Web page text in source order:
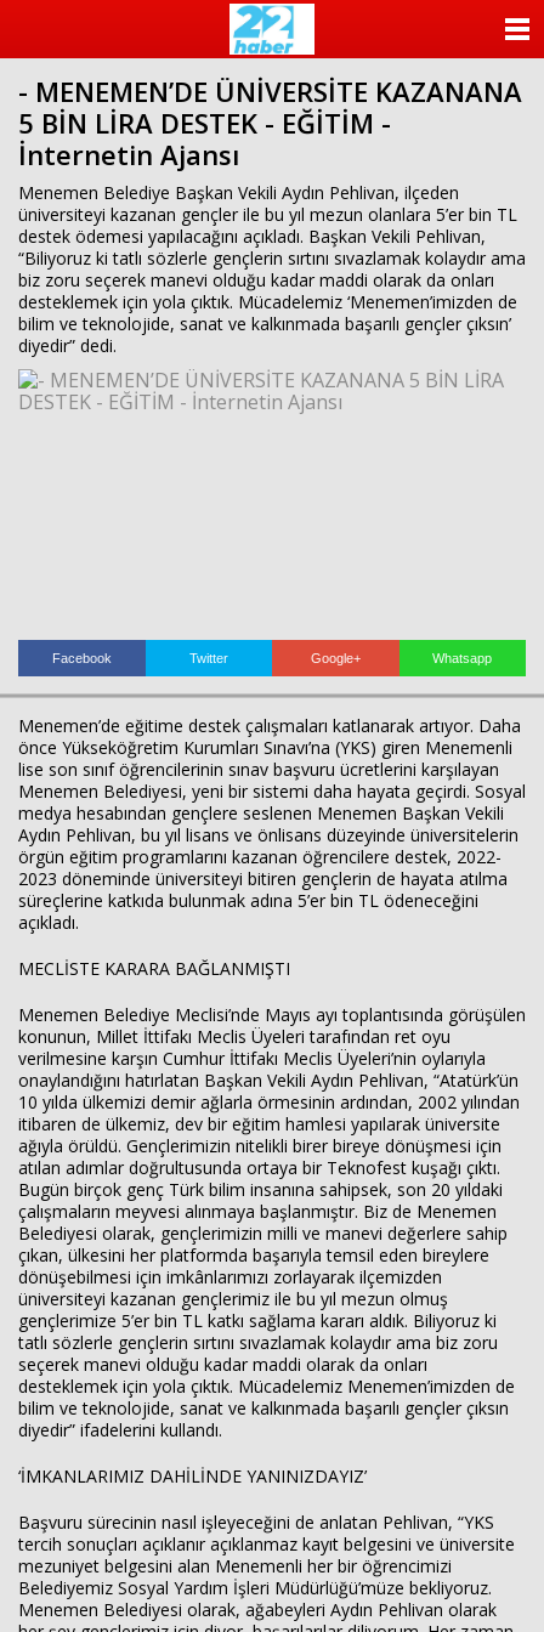
- MENEMEN’DE ÜNİVERSİTE KAZANANA
5 BİN LİRA DESTEK - EĞİTİM -
İnternetin Ajansı
Menemen Belediye Başkan Vekili Aydın Pehlivan, ilçeden
üniversiteyi kazanan gençler ile bu yıl mezun olanlara 5’er bin TL
destek ödemesi yapılacağını açıkladı. Başkan Vekili Pehlivan,
“Biliyoruz ki tatlı sözlerle gençlerin sırtını sıvazlamak kolaydır ama
biz zoru seçerek manevi olduğu kadar maddi olarak da onları
desteklemek için yola çıktık. Mücadelemiz ‘Menemen’imizden de
bilim ve teknolojide, sanat ve kalkınmada başarılı gençler çıksın’
diyedir” dedi.
Facebook Twitter Google+ Whatsapp
Menemen’de eğitime destek çalışmaları katlanarak artıyor. Daha
önce Yükseköğretim Kurumları Sınavı’na (YKS) giren Menemenli
lise son sınıf öğrencilerinin sınav başvuru ücretlerini karşılayan
Menemen Belediyesi, yeni bir sistemi daha hayata geçirdi. Sosyal
medya hesabından gençlere seslenen Menemen Başkan Vekili
Aydın Pehlivan, bu yıl lisans ve önlisans düzeyinde üniversitelerin
örgün eğitim programlarını kazanan öğrencilere destek, 2022-
2023 döneminde üniversiteyi bitiren gençlerin de hayata atılma
süreçlerine katkıda bulunmak adına 5’er bin TL ödeneceğini
açıkladı.
MECLİSTE KARARA BAĞLANMIŞTI
Menemen Belediye Meclisi’nde Mayıs ayı toplantısında görüşülen
konunun, Millet İttifakı Meclis Üyeleri tarafından ret oyu
verilmesine karşın Cumhur İttifakı Meclis Üyeleri’nin oylarıyla
onaylandığını hatırlatan Başkan Vekili Aydın Pehlivan, “Atatürk’ün
10 yılda ülkemizi demir ağlarla örmesinin ardından, 2002 yılından
itibaren de ülkemiz, dev bir eğitim hamlesi yapılarak üniversite
ağıyla örüldü. Gençlerimizin nitelikli birer bireye dönüşmesi için
atılan adımlar doğrultusunda ortaya bir Teknofest kuşağı çıktı.
Bugün birçok genç Türk bilim insanına sahipsek, son 20 yıldaki
çalışmaların meyvesi alınmaya başlanmıştır. Biz de Menemen
Belediyesi olarak, gençlerimizin milli ve manevi değerlere sahip
çıkan, ülkesini her platformda başarıyla temsil eden bireylere
dönüşebilmesi için imkânlarımızı zorlayarak ilçemizden
üniversiteyi kazanan gençlerimiz ile bu yıl mezun olmuş
gençlerimize 5’er bin TL katkı sağlama kararı aldık. Biliyoruz ki
tatlı sözlerle gençlerin sırtını sıvazlamak kolaydır ama biz zoru
seçerek manevi olduğu kadar maddi olarak da onları
desteklemek için yola çıktık. Mücadelemiz Menemen’imizden de
bilim ve teknolojide, sanat ve kalkınmada başarılı gençler çıksın
diyedir” ifadelerini kullandı.
‘İMKANLARIMIZ DAHİLİNDE YANINIZDAYIZ’
Başvuru sürecinin nasıl işleyeceğini de anlatan Pehlivan, “YKS
tercih sonuçları açıklanır açıklanmaz kayıt belgesini ve üniversite
mezuniyet belgesini alan Menemenli her bir öğrencimizi
Belediyemiz Sosyal Yardım İşleri Müdürlüğü’müze bekliyoruz.
Menemen Belediyesi olarak, ağabeyleri Aydın Pehlivan olarak
KATEGORİLER
ANKETLER
FOTO GALERİ
VİDEO GALERİ
KÜNYE
Haberin Doğru Adresi.